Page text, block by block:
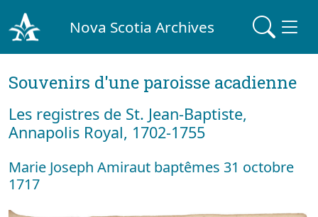
Nova Scotia Archives
Souvenirs d'une paroisse acadienne
Les registres de St. Jean-Baptiste,
Annapolis Royal, 1702-1755
Marie Joseph Amiraut baptêmes 31 octobre
1717